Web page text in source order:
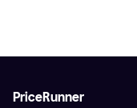
PriceRunner